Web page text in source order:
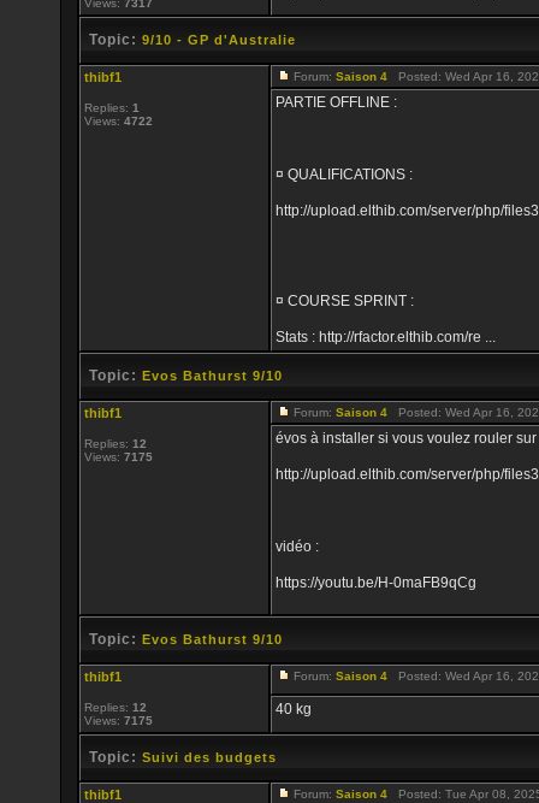
Views: 7317
Topic: 9/10 - GP d'Australie
thibf1
Replies: 1
Views: 4722
Forum: Saison 4 Posted: Wed Apr 16,
PARTIE OFFLINE :
¤ QUALIFICATIONS :
http://upload.elthib.com/server/php/
¤ COURSE SPRINT :
Stats : http://rfactor.elthib.com/re ...
Topic: Evos Bathurst 9/10
thibf1
Replies: 12
Views: 7175
Forum: Saison 4 Posted: Wed Apr 16,
évos à installer si vous voulez rouler
http://upload.elthib.com/server/php/
vidéo :
https://youtu.be/H-0maFB9qCg
Topic: Evos Bathurst 9/10
thibf1
Replies: 12
Views: 7175
Forum: Saison 4 Posted: Wed Apr 16,
40 kg
Topic: Suivi des budgets
thibf1 Forum: Saison 4 Posted: Tue Apr 08,